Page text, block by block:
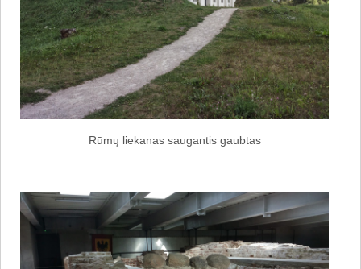
Rūmų liekanas saugantis gaubtas